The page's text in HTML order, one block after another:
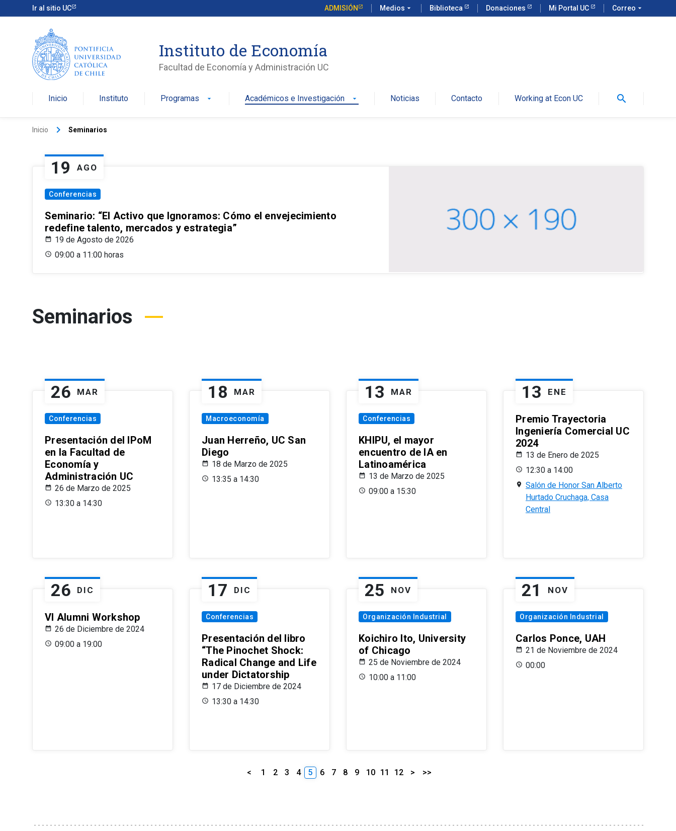
Ir al sitio UC ADMISIÓN Medios arrow_drop_down Biblioteca Donaciones Mi Portal UC Correo arrow_drop_down
Instituto de Economía
Facultad de Economía y Administración UC
Inicio Instituto Programas arrow_drop_down Académicos e Investigación arrow_drop_down Noticias Contacto Working at Econ UC search
Inicio keyboard_arrow_right Seminarios
19 AGO
Conferencias
Seminario: “El Activo que Ignoramos: Cómo el envejecimiento
redefine talento, mercados y estrategia”
19 de Agosto de 2026
09:00 a 11:00 horas
Seminarios
26 MAR
Conferencias
Presentación del IPoM
en la Facultad de
Economía y
Administración UC
26 de Marzo de 2025
13:30 a 14:30
18 MAR
Macroeconomía
Juan Herreño, UC San
Diego
18 de Marzo de 2025
13:35 a 14:30
13 MAR
Conferencias
KHIPU, el mayor
encuentro de IA en
Latinoamérica
13 de Marzo de 2025
09:00 a 15:30
13 ENE
Premio Trayectoria
Ingeniería Comercial UC
2024
13 de Enero de 2025
12:30 a 14:00
Salón de Honor San Alberto
Hurtado Cruchaga, Casa
Central
26 DIC
VI Alumni Workshop
26 de Diciembre de 2024
09:00 a 19:00
17 DIC
Conferencias
Presentación del libro
“The Pinochet Shock:
Radical Change and Life
under Dictatorship
17 de Diciembre de 2024
13:30 a 14:30
25 NOV
Organización Industrial
Koichiro Ito, University
of Chicago
25 de Noviembre de 2024
10:00 a 11:00
21 NOV
Organización Industrial
Carlos Ponce, UAH
21 de Noviembre de 2024
00:00
< 1 2 3 4 5 6 7 8 9 10 11 12 > >>